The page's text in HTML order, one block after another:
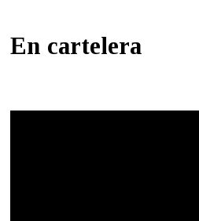
En cartelera